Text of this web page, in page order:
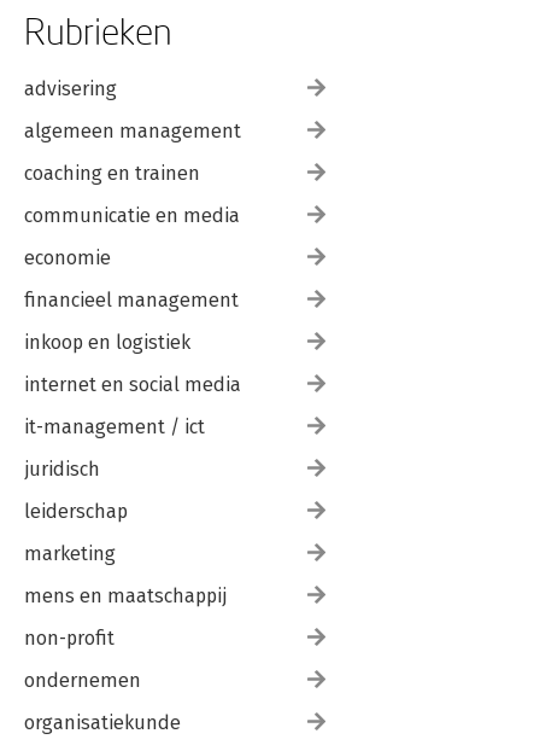
Rubrieken
advisering
algemeen management
coaching en trainen
communicatie en media
economie
financieel management
inkoop en logistiek
internet en social media
it-management / ict
juridisch
leiderschap
marketing
mens en maatschappij
non-profit
ondernemen
organisatiekunde